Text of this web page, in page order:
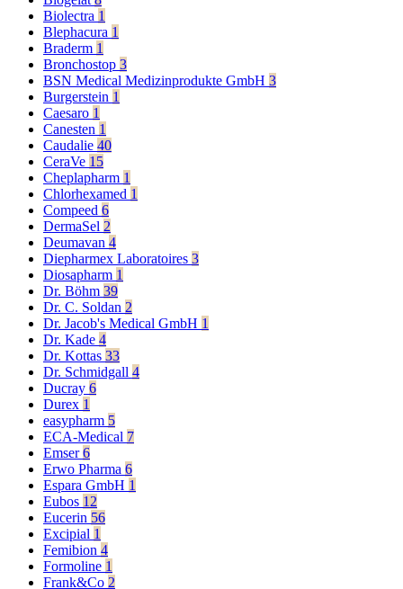
Biolectra 1
Blephacura 1
Braderm 1
Bronchostop 3
BSN Medical Medizinprodukte GmbH 3
Burgerstein 1
Caesaro 1
Canesten 1
Caudalie 40
CeraVe 15
Cheplapharm 1
Chlorhexamed 1
Compeed 6
DermaSel 2
Deumavan 4
Diepharmex Laboratoires 3
Diosapharm 1
Dr. Böhm 39
Dr. C. Soldan 2
Dr. Jacob's Medical GmbH 1
Dr. Kade 4
Dr. Kottas 33
Dr. Schmidgall 4
Ducray 6
Durex 1
easypharm 5
ECA-Medical 7
Emser6
Erwo Pharma 6
Espara GmbH 1
Eubos 12
Eucerin 56
Excipial 1
Femibion 4
Formoline 1
Frank&Co 2